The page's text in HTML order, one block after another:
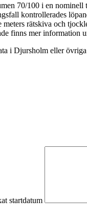
70/100 i en
kontrollerades
rätskiva och
finns mer information
i Djursholm eller
startdatum